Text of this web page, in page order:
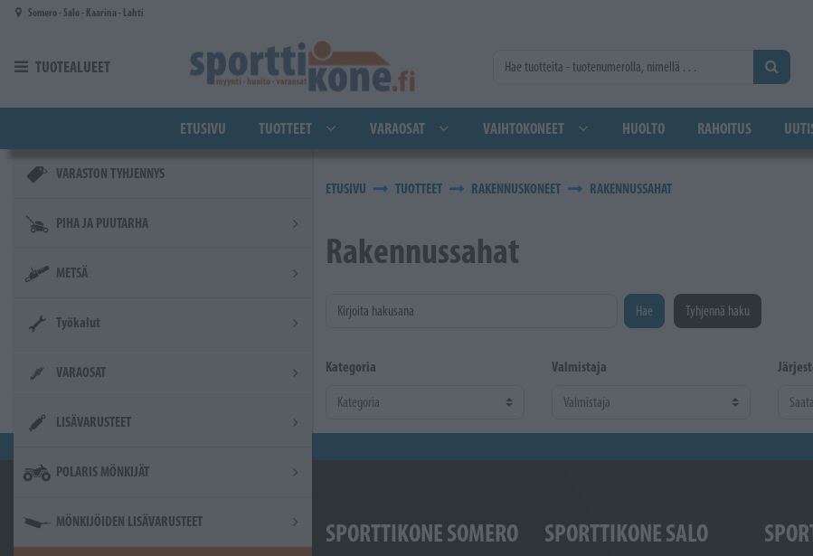
Siirry pääsisältöön
Somero - Salo - Kaarina - Lahti
TUOTEALUEET
ETUSIVU TUOTTEET VARAOSAT VAIHTOKONEET HUOLTO RAHOITUS
VARASTON TYHJENNYS
PIHA JA PUUTARHA
METSÄ
Työkalut
VARAOSAT
LISÄVARUSTEET
POLARIS MÖNKIJÄT
MÖNKIJÖIDEN LISÄVARUSTEET
ETUSIVU TUOTTEET RAKENNUSKONEET RAKENNUSSAHAT
Rakennussahat
Kirjoita hakusana Hae Tyhjennä haku
Kategoria Valmistaja
SPORTTIKONE SOMERO SPORTTIKONE SALO